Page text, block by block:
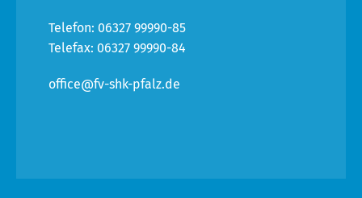
Telefon: 06327 99990-85
Telefax: 06327 99990-84
office@fv-shk-pfalz.de